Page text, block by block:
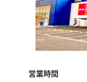
営業時間